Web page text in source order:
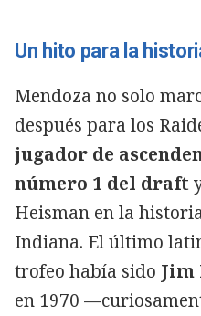
Un hito para la
Mendoza no solo
después para los
jugador de
número 1 del draft
Heisman en la
Indiana. El último
trofeo había sido Jim
en 1970